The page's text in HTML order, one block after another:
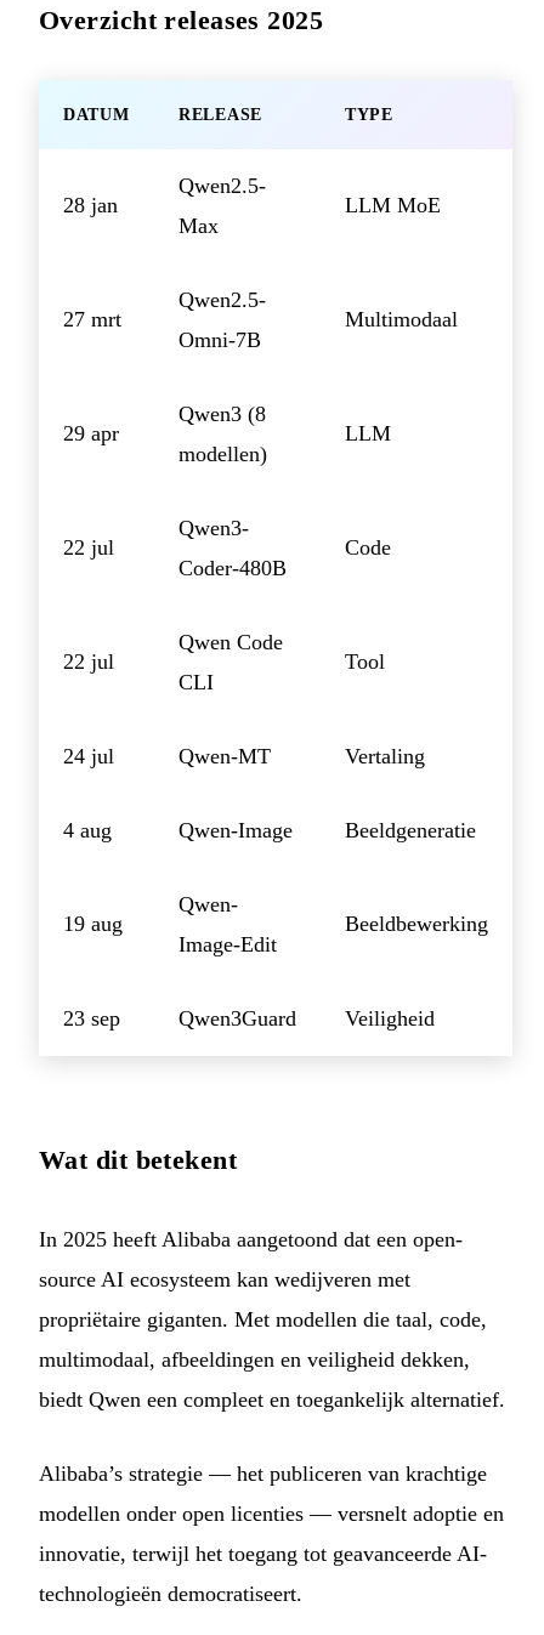
Overzicht releases 2025
DATUM RELEASE TYPE
28 jan
Qwen2.5-
Max
LLM MoE
27 mrt
Qwen2.5-
Omni-7B
Multimodaal
29 apr
Qwen3 (8
modellen)
LLM
22 jul
Qwen3-
Coder-480B
Code
22 jul
Qwen Code
CLI
Tool
24 jul Qwen-MT Vertaling
4 aug Qwen-Image Beeldgeneratie
19 aug
Qwen-
Image-Edit
Beeldbewerking
23 sep Qwen3Guard Veiligheid
Wat dit betekent
In 2025 heeft Alibaba aangetoond dat een open-
source AI ecosysteem kan wedijveren met
propriëtaire giganten. Met modellen die taal, code,
multimodaal, afbeeldingen en veiligheid dekken,
biedt Qwen een compleet en toegankelijk alternatief.
Alibaba’s strategie — het publiceren van krachtige
modellen onder open licenties — versnelt adoptie en
innovatie, terwijl het toegang tot geavanceerde AI-
technologieën democratiseert.